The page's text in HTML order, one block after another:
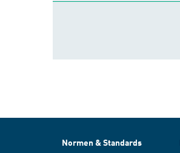
Normen & Standards